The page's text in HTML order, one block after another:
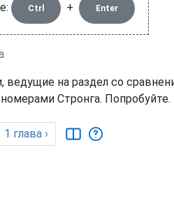
Ctrl + Enter
ведущие на раздел со
Стронга. Попробуйте.
1 глава ›